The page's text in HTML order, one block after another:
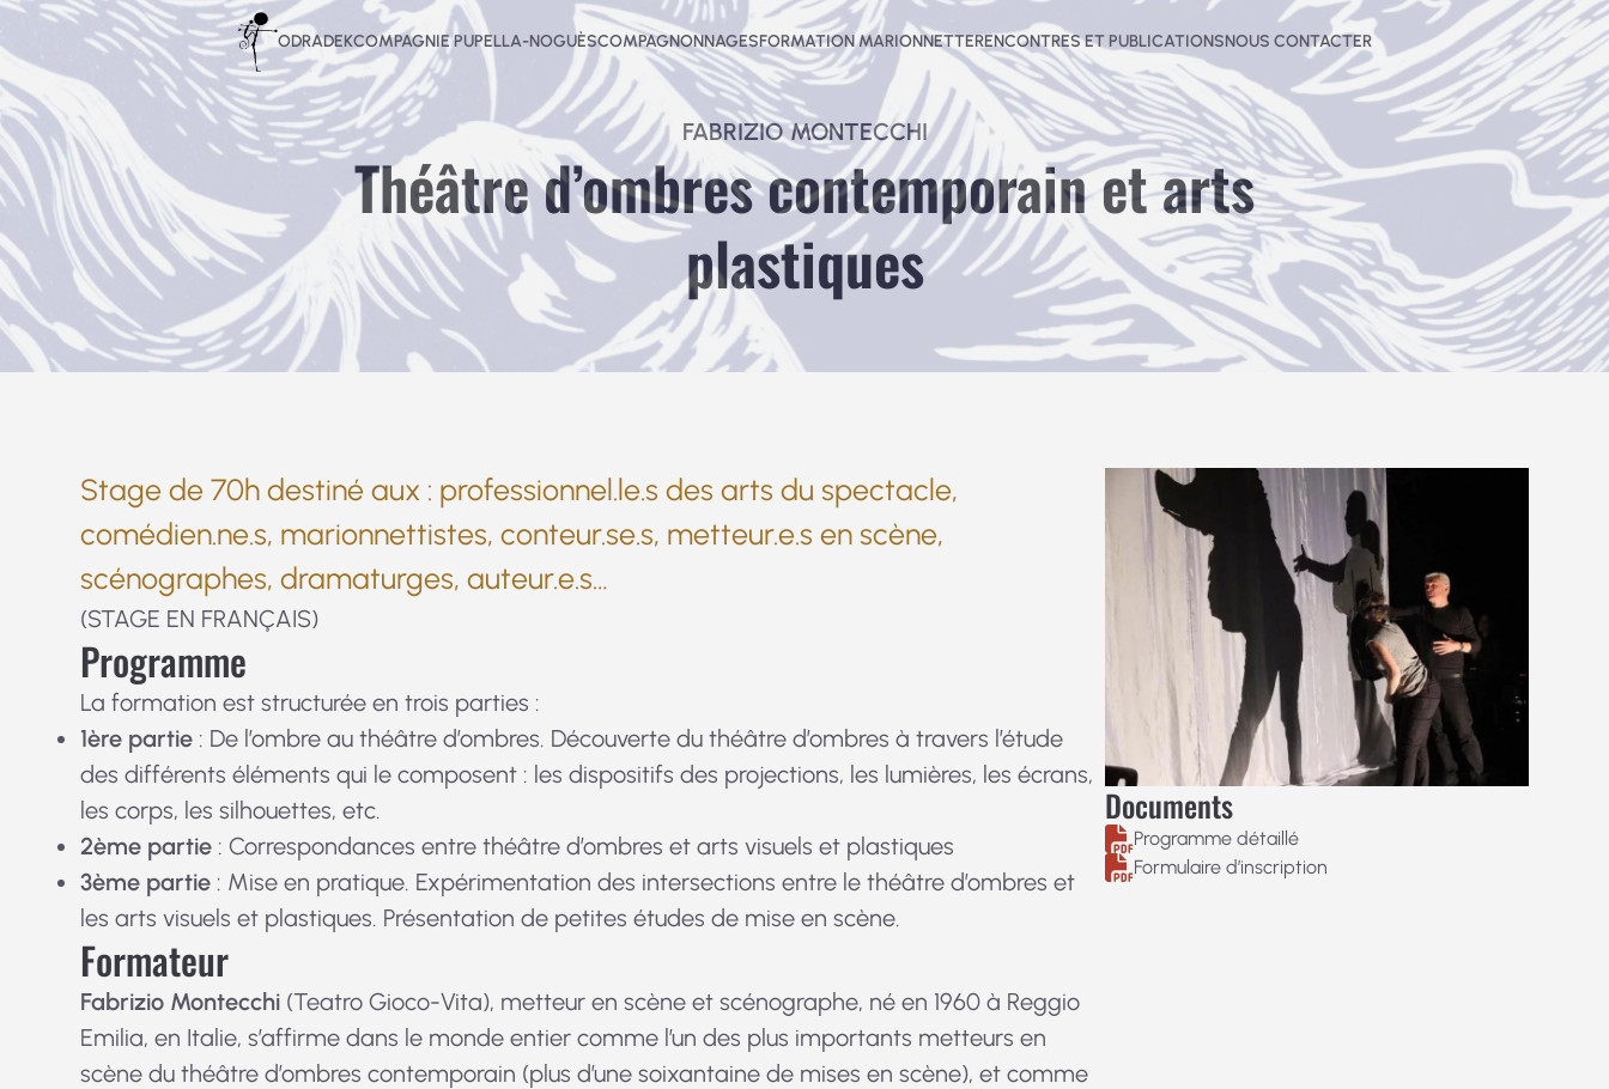
Aller
au
contenu
ODRADEKCOMPAGNIE PUPELLA-NOGUÈSCOMPAGNONNAGESFORMATION MARIONNETTERENCONTRES ET PUBLICATIONSNOUS CONTACTER
FABRIZIO MONTECCHI
Théâtre d’ombres contemporain et arts
plastiques
Stage de 70h destiné aux : professionnel.le.s des arts du spectacle,
comédien.ne.s, marionnettistes, conteur.se.s, metteur.e.s en scène,
scénographes, dramaturges, auteur.e.s…
(STAGE EN FRANÇAIS)
Programme
La formation est structurée en trois parties :
1ère partie : De l’ombre au théâtre d’ombres. Découverte du théâtre d’ombres à travers l’étude
des différents éléments qui le composent : les dispositifs des projections, les lumières, les écrans,
les corps, les silhouettes, etc.
2ème partie : Correspondances entre théâtre d’ombres et arts visuels et plastiques
3ème partie : Mise en pratique. Expérimentation des intersections entre le théâtre d’ombres et
les arts visuels et plastiques. Présentation de petites études de mise en scène.
Formateur
Fabrizio Montecchi (Teatro Gioco-Vita), metteur en scène et scénographe, né en 1960 à Reggio
Emilia, en Italie, s’affirme dans le monde entier comme l’un des plus importants metteurs en
scène du théâtre d’ombres contemporain (plus d’une soixantaine de mises en scène), et comme
Documents
Programme détaillé
Formulaire d’inscription